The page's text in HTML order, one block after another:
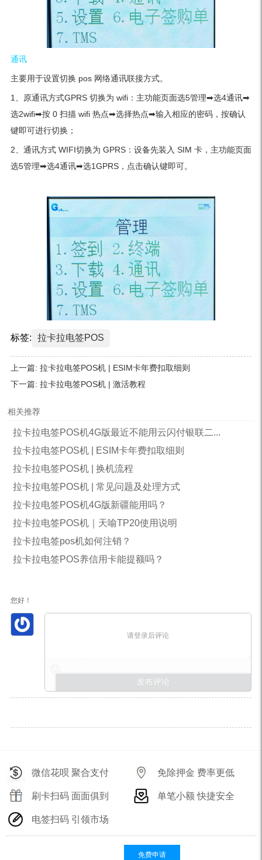
通讯
主要用于设置切换 pos 网络通讯联接方式。
1、原通讯方式GPRS 切换为 wifi：主功能页面选5管理➡选4通讯➡
选2wifi➡按 0 扫描 wifi 热点➡选择热点➡输入相应的密码，按确认
键即可进行切换；
2、通讯方式 WIFI切换为 GPRS：设备先装入 SIM 卡，主功能页面
选5管理➡选4通讯➡选1GPRS，点击确认键即可。
标签: 拉卡拉电签POS
上一篇: 拉卡拉电签POS机 | ESIM卡年费扣取细则
下一篇: 拉卡拉电签POS机 | 激活教程
相关推荐
拉卡拉电签POS机4G版最近不能用云闪付银联二...
拉卡拉电签POS机 | ESIM卡年费扣取细则
拉卡拉电签POS机 | 换机流程
拉卡拉电签POS机 | 常见问题及处理方式
拉卡拉电签POS机4G版新疆能用吗？
拉卡拉电签POS机｜天喻TP20使用说明
拉卡拉电签pos机如何注销？
拉卡拉电签POS养信用卡能提额吗？
您好！
请登录后评论
微信花呗 聚合支付 免除押金 费率更低
刷卡扫码 面面俱到 单笔小额 快捷安全
电签扫码 引领市场
免费申请